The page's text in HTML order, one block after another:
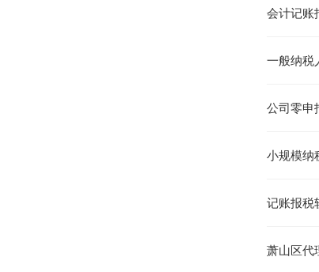
会计记账
一般纳税
公司零申
小规模纳
记账报税
萧山区代